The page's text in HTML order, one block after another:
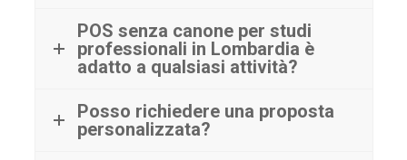
POS senza canone per studi
professionali in Lombardia è
adatto a qualsiasi attività?
Posso richiedere una proposta
personalizzata?